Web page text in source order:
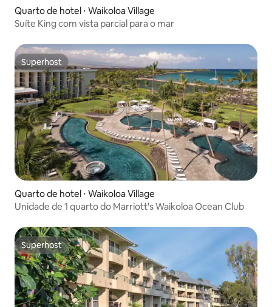
Quarto de hotel ⋅ Waikoloa Village
Suíte King com vista parcial para o mar
Superhost
Superhost
Quarto de hotel ⋅ Waikoloa Village
Unidade de 1 quarto do Marriott's Waikoloa Ocean Club
Superhost
Superhost